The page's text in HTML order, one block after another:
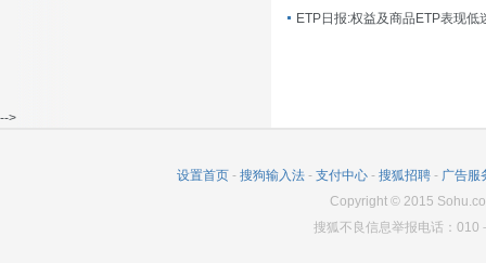
-->
设置首页 - 搜狗输入法 - 支付中心 - 搜狐招聘 - 广告服
Copyright© 2015
搜狐不良信息举报电话：010